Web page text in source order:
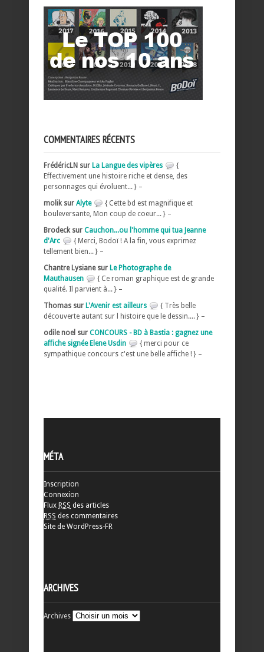
COMMENTAIRES RÉCENTS
FrédéricLN sur La Langue des vipères
{
Effectivement une histoire riche et dense, des
personnages qui évoluent... } –
molik sur Alyte
{ Cette bd est magnifique et
bouleversante, Mon coup de coeur... } –
Brodeck sur Cauchon...ou l'homme qui tua Jeanne
d'Arc
{ Merci, Bodoï ! A la fin, vous exprimez
tellement bien... } –
Chantre Lysiane sur Le Photographe de
Mauthausen
{ Ce roman graphique est de grande
qualité. Il parvient à... } –
Thomas sur L'Avenir est ailleurs
{ Très belle
découverte autant sur l histoire que le dessin.... } –
odile noel sur CONCOURS - BD à Bastia : gagnez une
affiche signée Elene Usdin
{ merci pour ce
sympathique concours c'est une belle affiche ! } –
MÉTA
Inscription
Connexion
Flux RSS des articles
RSS des commentaires
Site de WordPress-FR
ARCHIVES
Archives